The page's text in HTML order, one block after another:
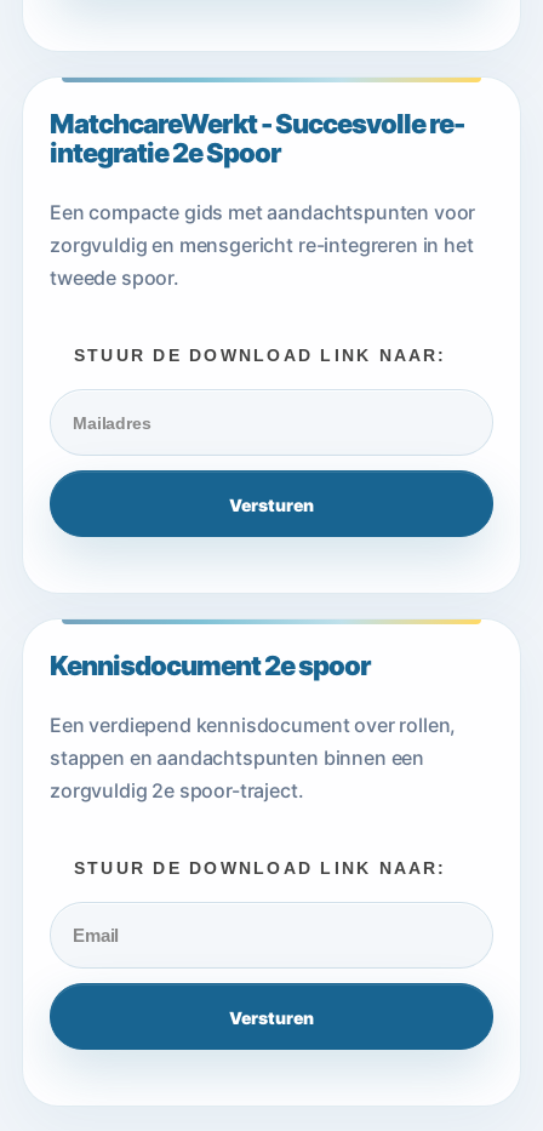
MatchcareWerkt - Succesvolle re-
integratie 2e Spoor
Een compacte gids met aandachtspunten voor
zorgvuldig en mensgericht re-integreren in het
tweede spoor.
STUUR DE DOWNLOAD LINK NAAR:
Kennisdocument 2e spoor
Een verdiepend kennisdocument over rollen,
stappen en aandachtspunten binnen een
zorgvuldig 2e spoor-traject.
STUUR DE DOWNLOAD LINK NAAR: